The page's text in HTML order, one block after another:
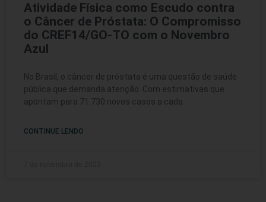
Atividade Física como Escudo contra
o Câncer de Próstata: O Compromisso
do CREF14/GO-TO com o Novembro
Azul
No Brasil, o câncer de próstata é uma questão de saúde
pública que demanda atenção. Com estimativas que
apontam para 71.730 novos casos a cada
CONTINUE LENDO